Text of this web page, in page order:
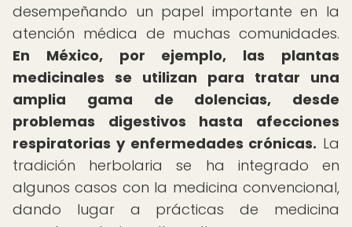
desempeñando un papel importante en la
atención médica de muchas comunidades.
En México, por ejemplo, las plantas
medicinales se utilizan para tratar una
amplia gama de dolencias, desde
problemas digestivos hasta afecciones
respiratorias y enfermedades crónicas. La
tradición herbolaria se ha integrado en
algunos casos con la medicina convencional,
dando lugar a prácticas de medicina